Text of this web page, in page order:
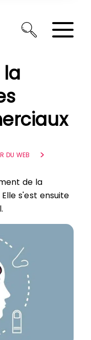
DU WEB
de la
s'est ensuite